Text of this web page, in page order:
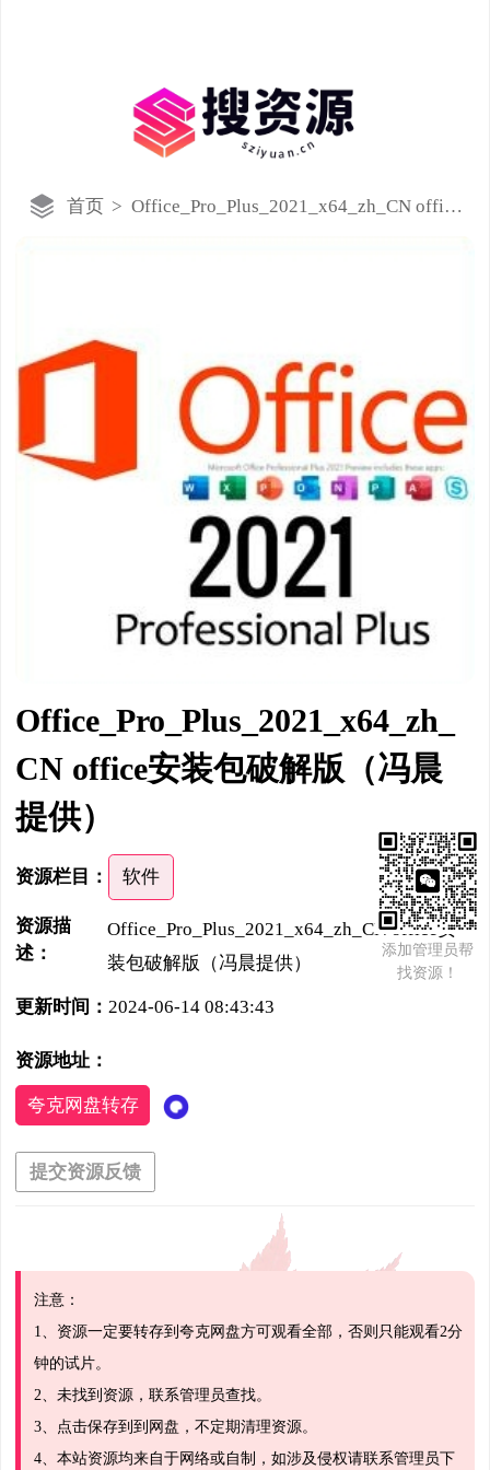
首页 > Office_Pro_Plus_2021_x64_zh_CN office
Office_Pro_Plus_2021_x64_zh_
CN office安装包破解版（冯晨
提供）
资源栏目： 软件
资源描
述：
Office_Pro_Plus_2021_x64_zh_CN office安
装包破解版（冯晨提供）
更新时间：2024-06-14 08:43:43
资源地址：
夸克网盘转存
提交资源反馈
注意：
1、资源一定要转存到夸克网盘方可观看全部，否则只能观看2分
钟的试片。
2、未找到资源，联系管理员查找。
3、点击保存到到网盘，不定期清理资源。
4、本站资源均来自于网络或自制，如涉及侵权请联系管理员下
添加管理员帮
找资源！